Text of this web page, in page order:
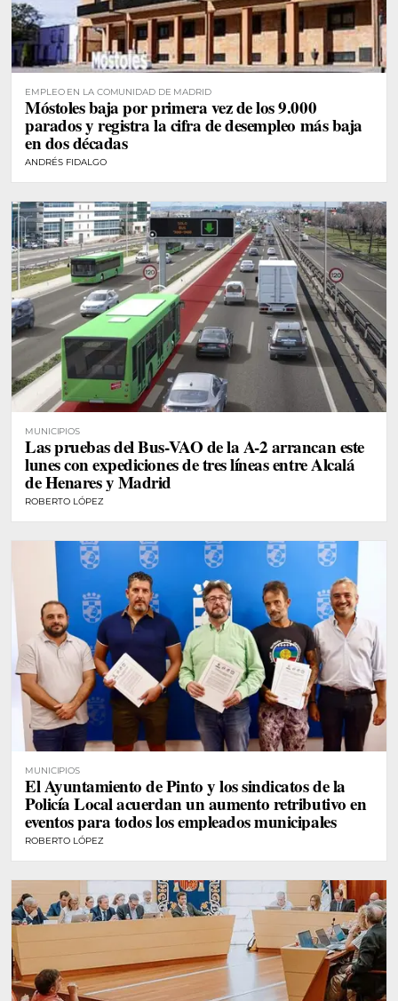
EMPLEO EN LA COMUNIDAD DE MADRID
Móstoles baja por primera vez de los 9.000
parados y registra la cifra de desempleo más baja
en dos décadas
ANDRÉS FIDALGO
MUNICIPIOS
Las pruebas del Bus-VAO de la A-2 arrancan este
lunes con expediciones de tres líneas entre Alcalá
de Henares y Madrid
ROBERTO LÓPEZ
MUNICIPIOS
El Ayuntamiento de Pinto y los sindicatos de la
Policía Local acuerdan un aumento retributivo en
eventos para todos los empleados municipales
ROBERTO LÓPEZ